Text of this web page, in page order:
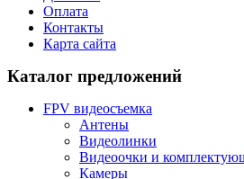
Оплата
Контакты
Карта сайта
Каталог предложений
FPV видеосъемка
Антены
Видеолинки
Видеоочки и
Камеры